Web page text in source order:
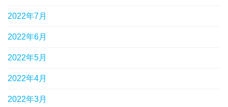
2022年7月
2022年6月
2022年5月
2022年4月
2022年3月